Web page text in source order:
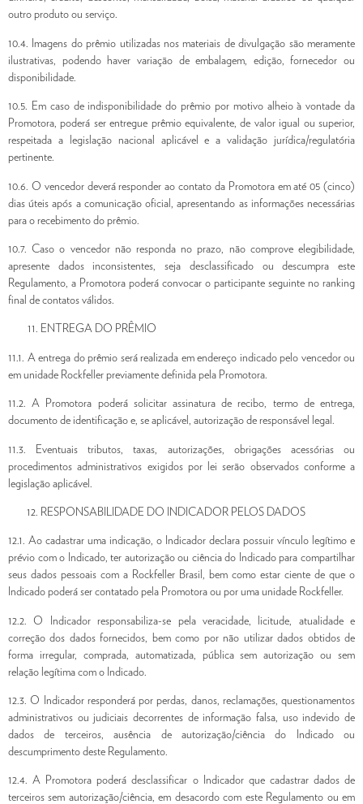
outro produto ou serviço.
10.4. Imagens do prêmio utilizadas nos materiais de divulgação são meramente
ilustrativas, podendo haver variação de embalagem, edição, fornecedor ou
disponibilidade.
10.5. Em caso de indisponibilidade do prêmio por motivo alheio à vontade da
Promotora, poderá ser entregue prêmio equivalente, de valor igual ou superior,
respeitada a legislação nacional aplicável e a validação jurídica/regulatória
pertinente.
10.6. O vencedor deverá responder ao contato da Promotora em até 05 (cinco)
dias úteis após a comunicação oficial, apresentando as informações necessárias
para o recebimento do prêmio.
10.7. Caso o vencedor não responda no prazo, não comprove elegibilidade,
apresente dados inconsistentes, seja desclassificado ou descumpra este
Regulamento, a Promotora poderá convocar o participante seguinte no ranking
final de contatos válidos.
ENTREGA DO PRÊMIO
11.1. A entrega do prêmio será realizada em endereço indicado pelo vencedor ou
em unidade Rockfeller previamente definida pela Promotora.
11.2. A Promotora poderá solicitar assinatura de recibo, termo de entrega,
documento de identificação e, se aplicável, autorização de responsável legal.
11.3. Eventuais tributos, taxas, autorizações, obrigações acessórias ou
procedimentos administrativos exigidos por lei serão observados conforme a
legislação aplicável.
RESPONSABILIDADE DO INDICADOR PELOS DADOS
12.1. Ao cadastrar uma indicação, o Indicador declara possuir vínculo legítimo e
prévio com o Indicado, ter autorização ou ciência do Indicado para compartilhar
seus dados pessoais com a Rockfeller Brasil, bem como estar ciente de que o
Indicado poderá ser contatado pela Promotora ou por uma unidade Rockfeller.
12.2. O Indicador responsabiliza-se pela veracidade, licitude, atualidade e
correção dos dados fornecidos, bem como por não utilizar dados obtidos de
forma irregular, comprada, automatizada, pública sem autorização ou sem
relação legítima com o Indicado.
12.3. O Indicador responderá por perdas, danos, reclamações, questionamentos
administrativos ou judiciais decorrentes de informação falsa, uso indevido de
dados de terceiros, ausência de autorização/ciência do Indicado ou
descumprimento deste Regulamento.
12.4. A Promotora poderá desclassificar o Indicador que cadastrar dados de
terceiros sem autorização/ciência, em desacordo com este Regulamento ou em